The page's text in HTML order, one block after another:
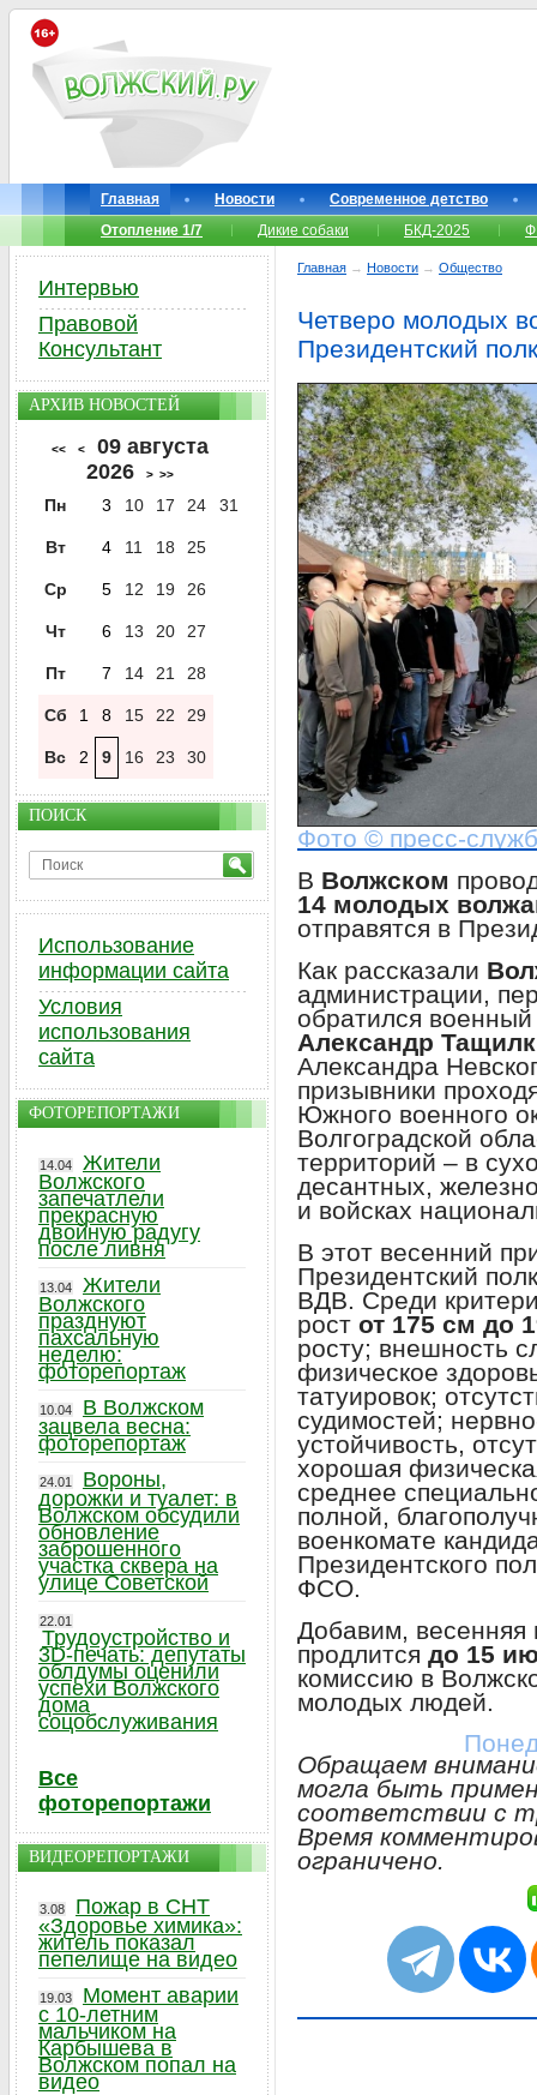
Главная Новости
Современное детство
Отопление 1/7
Дикие собаки БКД-2025
Главная → Новости → Общество
Четверо молодых
Президентский полк
Фото © пресс-
В Волжском
14 молодых
отправятся в
Как рассказали
администрации,
обратился
Александр
Александра
призывники
Южного военного
Волгоградской
территорий – в
десантных,
и войсках
В этот весенний
Президентский
ВДВ. Среди
рост от 175 см до
росту; внешность
физическое
татуировок;
судимостей;
устойчивость,
хорошая
среднее
полной,
военкомате
Президентского
ФСО.
Добавим, весенняя
продлится до 15
комиссию в
молодых людей.
Обращаем
могла быть
соответствии с
Время
ограничено.
Интервью
Правовой
Консультант
АРХИВ НОВОСТЕЙ
<< <
09 августа
2026
> >>
Пн 3 10 17 24 31
Вт 4 11 18 25
Ср 5 12 19 26
Чт 6 13 20 27
Пт 7 14 21 28
Сб 1 8 15 22 29
Вс 2 9 16 23 30
ПОИСК
Использование
информации сайта
Условия
использования
сайта
ФОТОРЕПОРТАЖИ
14.04
Жители
Волжского
запечатлели
прекрасную
двойную радугу
после ливня
13.04
Жители
Волжского
празднуют
пахсальную
неделю:
фоторепортаж
10.04
В Волжском
зацвела весна:
фоторепортаж
24.01
Вороны,
дорожки и туалет: в
Волжском обсудили
обновление
заброшенного
участка сквера на
улице Советской
22.01
Трудоустройство и
3D-печать: депутаты
облдумы оценили
успехи Волжского
дома
соцобслуживания
Все
фоторепортажи
ВИДЕОРЕПОРТАЖИ
3.08
Пожар в СНТ
«Здоровье химика»:
житель показал
пепелище на видео
19.03
Момент аварии
с 10-летним
мальчиком на
Карбышева в
Волжском попал на
видео